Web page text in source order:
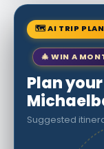
🗺 AI TRIP
🎄 WIN A
Plan
Suggested